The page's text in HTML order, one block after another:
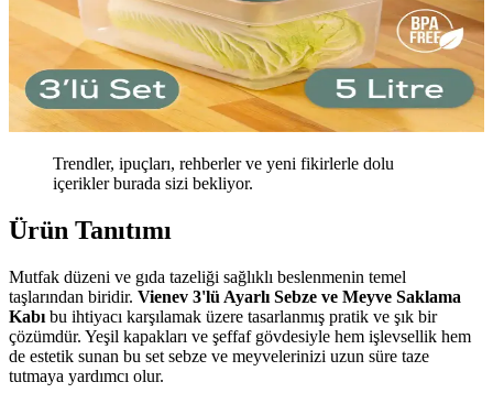
Trendler, ipuçları, rehberler ve yeni fikirlerle dolu
içerikler burada sizi bekliyor.
Ürün Tanıtımı
Mutfak düzeni ve gıda tazeliği sağlıklı beslenmenin temel
taşlarından biridir. Vienev 3'lü Ayarlı Sebze ve Meyve Saklama
Kabı bu ihtiyacı karşılamak üzere tasarlanmış pratik ve şık bir
çözümdür. Yeşil kapakları ve şeffaf gövdesiyle hem işlevsellik hem
de estetik sunan bu set sebze ve meyvelerinizi uzun süre taze
tutmaya yardımcı olur.